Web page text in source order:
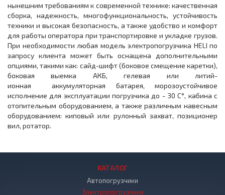
нынешним требованиям к современной технике: качественная
сборка, надежность, многофункциональность, устойчивость
техники и высокая безопасность, а также удобство и комфорт
для работы оператора при транспортировке и укладке грузов.
При необходимости любая модель электропогрузчика HELI по
запросу клиента может быть оснащена дополнительными
опциями, такими как: сайд-шифт (боковое смещение каретки),
боковая выемка АКБ, гелевая или литий-
ионная аккумуляторная батарея, морозоустойчивое
исполнение для эксплуатации погрузчика до - 30 С°, кабина с
отопительным оборудованием, а также различным навесным
оборудованием: киповый или рулонный захват, позиционер
вил, ротатор.
КАТАЛОГ
Автопогрузчики
Электропогрузчики